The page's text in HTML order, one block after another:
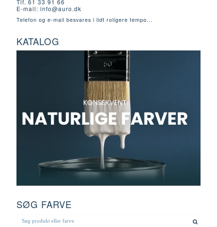
E-mail: info@auro.dk
Telefon og e-mail besvares i lidt roligere tempo...
KATALOG
SØG FARVE